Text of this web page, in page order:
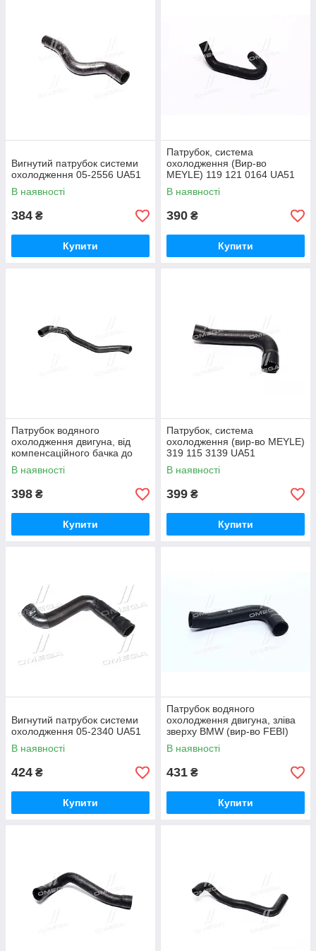
Вигнутий патрубок системи
охолодження 05-2556 UA51
В наявності
384 ₴
Купити
Патрубок, система
охолодження (Вир-во
MEYLE) 119 121 0164 UA51
В наявності
390 ₴
Купити
Патрубок водяного
охолодження двигуна, від
компенсаційного бачка до
водяного насоса BMW (вир-
во FEBI 37098 UA5
В наявності
398 ₴
Купити
Патрубок, система
охолодження (вир-во MEYLE)
319 115 3139 UA51
В наявності
399 ₴
Купити
Вигнутий патрубок системи
охолодження 05-2340 UA51
В наявності
424 ₴
Купити
Патрубок водяного
охолодження двигуна, зліва
зверху BMW (вир-во FEBI)
27461 UA51
В наявності
431 ₴
Купити